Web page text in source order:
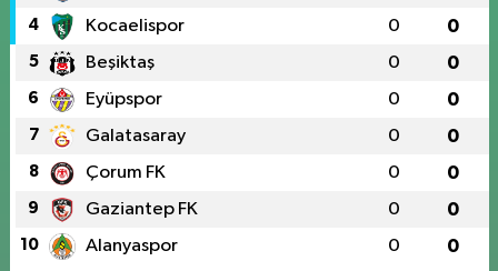
4 Kocaelispor 0 0
5 Beşiktaş 0 0
6 Eyüpspor 0 0
7 Galatasaray 0 0
8 Çorum FK 0 0
9 Gaziantep FK 0 0
10 Alanyaspor 0 0